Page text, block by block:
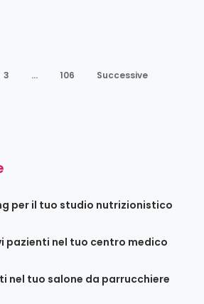
3 … 106 Successive
per il tuo studio nutrizionistico
pazienti nel tuo centro medico
nel tuo salone da parrucchiere